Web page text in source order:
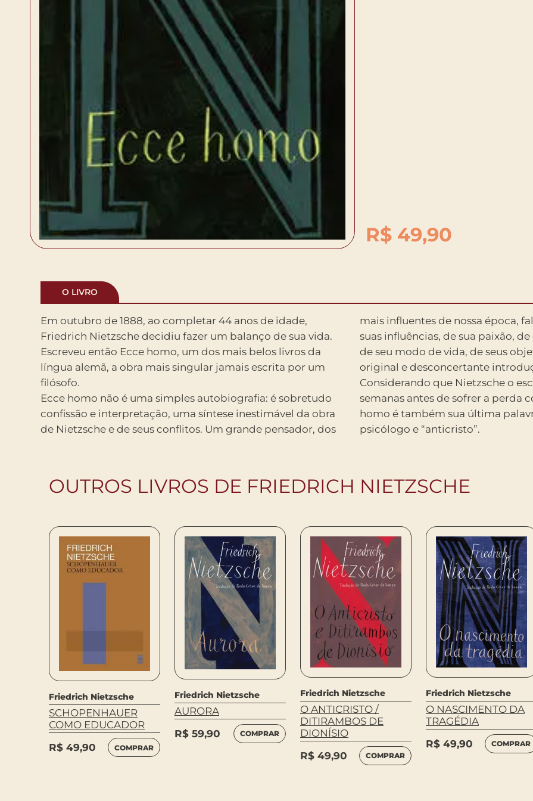
R$49,90
O LIVRO
Em outubro de 1888, ao completar 44 anos de idade,
Friedrich Nietzsche decidiu fazer um balanço de sua vida.
Escreveu então Ecce homo, um dos mais belos livros da
língua alemã, a obra mais singular jamais escrita por um
filósofo.
Ecce homo não é uma simples autobiografia: é sobretudo
confissão e interpretação, uma síntese inestimável da obra
de Nietzsche e de seus conflitos. Um grande pensador, dos
mais influentes de nossa época,
suas influências, de sua paixão,
de seu modo de vida, de seus
original e desconcertante
Considerando que Nietzsche o
semanas antes de sofrer a perda completa da razão, Ecce
homo é também sua última palavra, como filósofo,
psicólogo e “anticristo”.
OUTROS LIVROS DE FRIEDRICH NIETZSCHE
Friedrich Nietzsche
SCHOPENHAUER
COMO EDUCADOR
R$ 49,90 COMPRAR
Friedrich Nietzsche
AURORA
R$ 59,90 COMPRAR
Friedrich Nietzsche
O ANTICRISTO /
DITIRAMBOS DE
DIONÍSIO
R$ 49,90 COMPRAR
Friedrich Nietzsche
O NASCIMENTO DA
TRAGÉDIA
R$ 49,90 COMPRAR